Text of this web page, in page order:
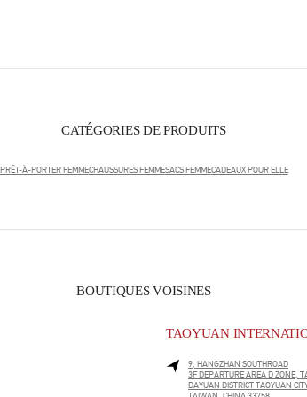
CATÉGORIES DE PRODUITS
PRÊT-À-PORTER FEMMECHAUSSURES FEMMESACS FEMMECADEAUX POUR ELLE
BOUTIQUES VOISINES
TAOYUAN
9, HANGZHAN SOUTHROAD
3F DEPARTURE AREA D ZONE,
DAYUAN DISTRICTTAOYUAN